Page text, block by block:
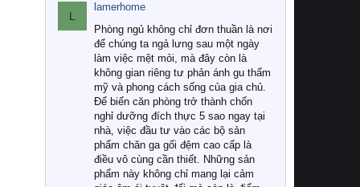
L
lamerhome
Phòng ngủ không chỉ đơn thuần là nơi
để chúng ta ngả lưng sau một ngày
làm việc mệt mỏi, mà đây còn là
không gian riêng tư phản ánh gu thẩm
mỹ và phong cách sống của gia chủ.
Để biến căn phòng trở thành chốn
nghỉ dưỡng đích thực 5 sao ngay tại
nhà, việc đầu tư vào các bộ sản
phẩm chăn ga gối đệm cao cấp là
điều vô cùng cần thiết. Những sản
phẩm này không chỉ mang lại cảm